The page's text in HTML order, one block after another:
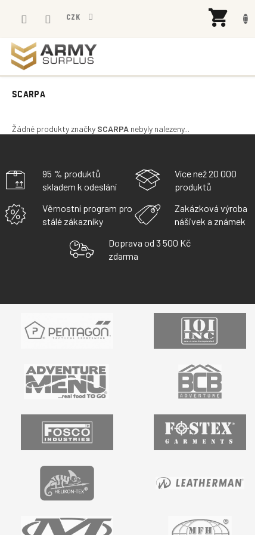
CZK
SCARPA
Žádné produkty značky SCARPA nebyly nalezeny...
95 % produktů
skladem k odeslání
Více než 20 000
produktů
Věrnostní program pro
stálé zákazníky
Zakázková výroba
nášivek a známek
Doprava od 3 500 Kč
zdarma